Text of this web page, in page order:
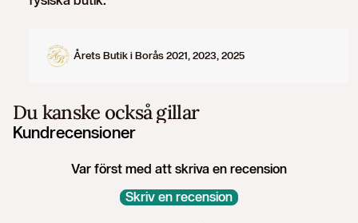
Årets Butik i Borås 2021, 2023, 2025
Du kanske också gillar
Kundrecensioner
Var först med att skriva en recension
Skriv en recension